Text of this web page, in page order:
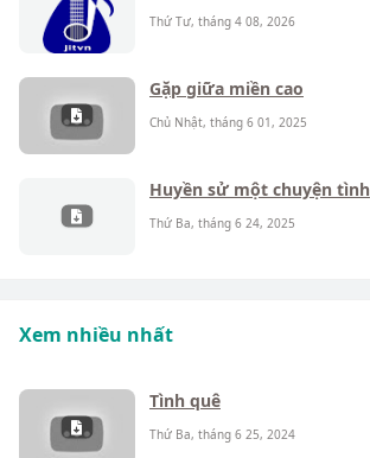
Thứ Tư, tháng 4 08, 2026
Gặp giữa miền cao
Chủ Nhật, tháng 6 01, 2025
Huyền sử một chuyện tình
Thứ Ba, tháng 6 24, 2025
Xem nhiều nhất
Tình quê
Thứ Ba, tháng 6 25, 2024